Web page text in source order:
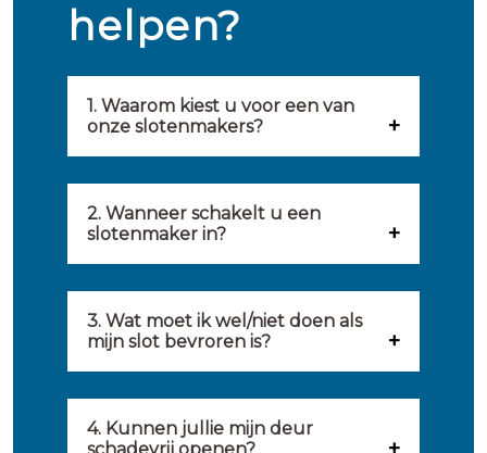
helpen?
1. Waarom kiest u voor een van
onze slotenmakers?
geselecteerd op kwaliteit,
partij om u van dienst te zijn.
ernaar om binnen 20 minuten
ter plaatse te zijn om u een
2. Wanneer schakelt u een
slotenmaker in?
slotenmaker inschakelen
wanneer: u uzelf heeft
meer functioneert, er
3. Wat moet ik wel/niet doen als
mijn slot bevroren is?
komt het wel eens voor dat
4. Kunnen jullie mijn deur